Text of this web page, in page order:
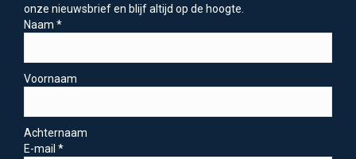
onze nieuwsbrief en blijf altijd op de hoogte.
Naam *
Voornaam
Achternaam
E-mail *